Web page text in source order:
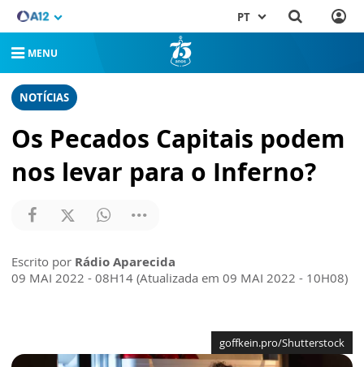
PT
MENU
NOTÍCIAS
Os Pecados Capitais podem
nos levar para o Inferno?
Escrito por Rádio Aparecida
09 MAI 2022 - 08H14 (Atualizada em 09 MAI 2022 - 10H08)
goffkein.pro/Shutterstock